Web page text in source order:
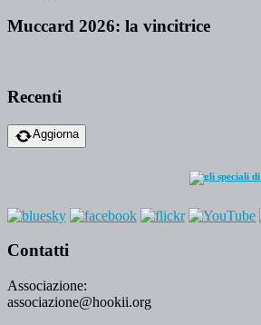
Muccard 2026: la vincitrice
Recenti
Aggiorna
Contatti
Associazione:
associazione@hookii.org